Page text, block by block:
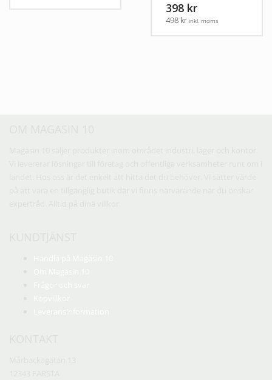
398 kr
498 kr inkl. moms